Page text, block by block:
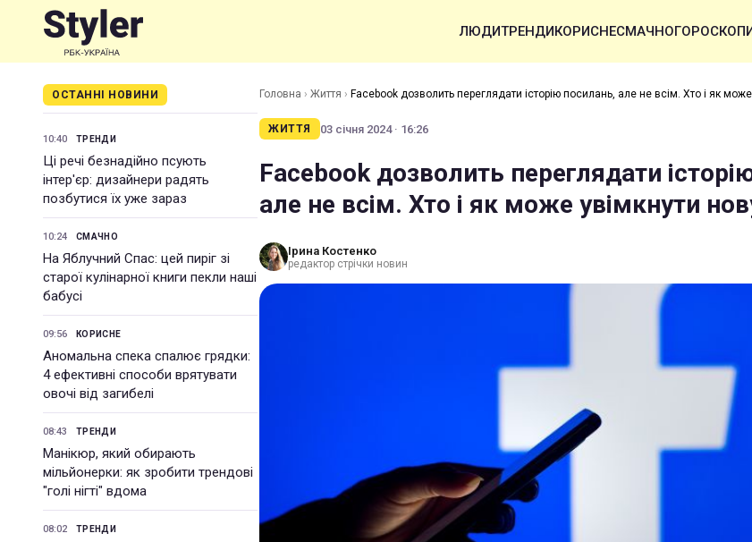
ЛЮДИТРЕНДИКОРИСНЕСМАЧНО
ОСТАННІ НОВИНИ
10:40 ТРЕНДИ
Ці речі безнадійно псують
інтер'єр: дизайнери радять
позбутися їх уже зараз
10:24 СМАЧНО
На Яблучний Спас: цей пиріг зі
старої кулінарної книги пекли наші
бабусі
09:56 КОРИСНЕ
Аномальна спека спалює грядки:
4 ефективні способи врятувати
овочі від загибелі
08:43 ТРЕНДИ
Манікюр, який обирають
мільйонерки: як зробити трендові
"голі нігті" вдома
08:02 ТРЕНДИ
Головна › Життя › Facebook дозволить переглядати історію посилань, але не всім. Хто і як
ЖИТТЯ 03 січня 2024 · 16:26
Facebook дозволить переглядати
але не всім. Хто і як може увімкнути
Ірина Костенко
редактор стрічки новин